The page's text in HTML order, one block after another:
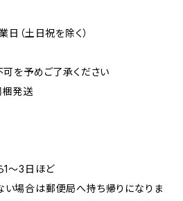
日（土日祝を除く）
可を予めご了承ください
梱発送
1〜3日ほど
い場合は郵便局へ持ち帰りになりま